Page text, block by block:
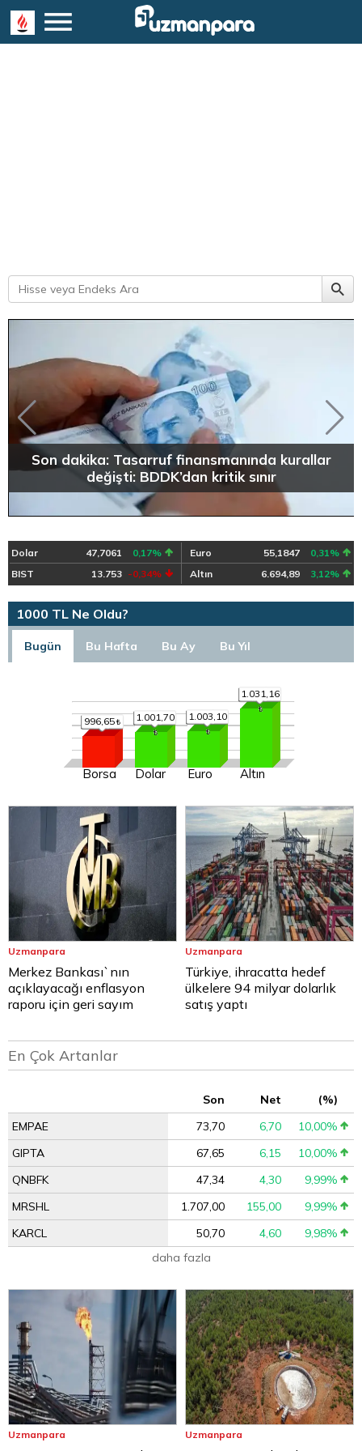
Son dakika: Tasarruf finansmanında kurallar
değişti: BDDK’dan kritik sınır
Dolar 47,7061 0,17% Euro 55,1847
0,31%
BIST
13.753 -0,34% Altın 6.694,89 3,12%
1000 TL Ne Oldu?
Bugün Bu Hafta Bu Ay Bu Yıl
996,65
Borsa
1.001,70
Dolar
1.003,10
Euro
1.031,16
Altın
Uzmanpara
Merkez Bankası`nın
açıklayacağı enflasyon
raporu için geri sayım
Uzmanpara
Türkiye, ihracatta hedef
ülkelere 94 milyar dolarlık
satış yaptı
En Çok Artanlar
Son Net
(%)
EMPAE
73,70 6,70
10,00%
GIPTA
67,65 6,15
10,00%
QNBFK
47,34 4,30
9,99%
MRSHL
1.707,00 155,00
9,99%
KARCL
50,70 4,60
9,98%
daha fazla
Uzmanpara Uzmanpara